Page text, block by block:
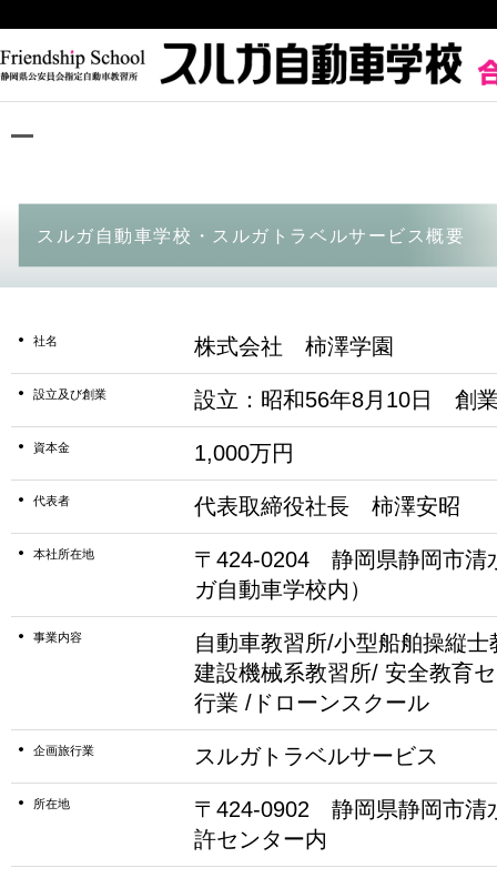
スルガ自動車学校・スルガトラベルサービス概要
社名 株式会社 柿澤学園
設立及び創業 設立：昭和56年8月10日 創
資本金 1,000万円
代表者 代表取締役社長 柿澤安昭
本社所在地
〒424-0204 静岡県静岡市清
ガ自動車学校内）
事業内容
自動車教習所/小型船舶操縦
建設機械系教習所/ 安全教育
行業 /ドローンスクール
企画旅行業 スルガトラベルサービス
所在地
〒424-0902 静岡県静岡市
許センター内